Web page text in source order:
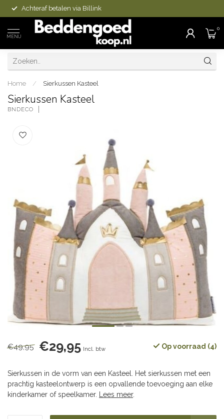
Achteraf betalen via Billink
MENU
0
Home / Sierkussen Kasteel
Sierkussen Kasteel
BNDECO
€49,95 €29,95 Incl. btw Op voorraad (4)
Sierkussen in de vorm van een Kasteel. Het sierkussen met een
prachtig kasteelontwerp is een opvallende toevoeging aan elke
kinderkamer of speelkamer.
Lees meer.